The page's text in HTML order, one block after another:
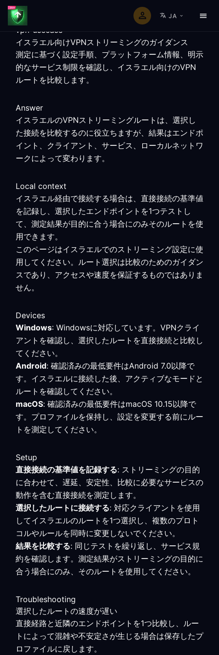
JA
vpn-usecase
イスラエル向けVPNストリーミングのガイダンス
測定に基づく設定手順、プラットフォーム情報、明示
的なサービス制限を確認し、イスラエル向けのVPN
ルートを比較します。
Answer
イスラエルのVPNストリーミングルートは、選択し
た接続を比較するのに役立ちますが、結果はエンドポ
イント、クライアント、サービス、ローカルネットワ
ークによって変わります。
Local context
イスラエル経由で接続する場合は、直接接続の基準値
を記録し、選択したエンドポイントを1つテストし
て、測定結果が目的に合う場合にのみそのルートを使
用できます。
このページはイスラエルでのストリーミング設定に使
用してください。ルート選択は比較のためのガイダン
スであり、アクセスや速度を保証するものではありま
せん。
Devices
Windows: Windowsに対応しています。VPNクライ
アントを確認し、選択したルートを直接接続と比較し
てください。
Android: 確認済みの最低要件はAndroid 7.0以降で
す。イスラエルに接続した後、アクティブなモードと
ルートを確認してください。
macOS: 確認済みの最低要件はmacOS 10.15以降で
す。プロファイルを保持し、設定を変更する前にルー
トを測定してください。
Setup
直接接続の基準値を記録する: ストリーミングの目的
に合わせて、遅延、安定性、比較に必要なサービスの
動作を含む直接接続を測定します。
選択したルートに接続する: 対応クライアントを使用
してイスラエルのルートを1つ選択し、複数のプロト
コルやルールを同時に変更しないでください。
結果を比較する: 同じテストを繰り返し、サービス規
約を確認します。測定結果がストリーミングの目的に
合う場合にのみ、そのルートを使用してください。
Troubleshooting
選択したルートの速度が遅い
直接経路と近隣のエンドポイントを1つ比較し、ルー
トによって混雑や不安定さが生じる場合は保存したプ
ロファイルに戻します。